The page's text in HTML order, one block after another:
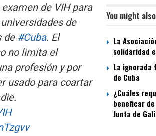
You might
La
solidaridad
La ignorada
de Cuba
¿Cuáles
beneficar
Junta de
de VIH para
de
de #Cuba. El
no limita el
profesión y por
usado para coartar